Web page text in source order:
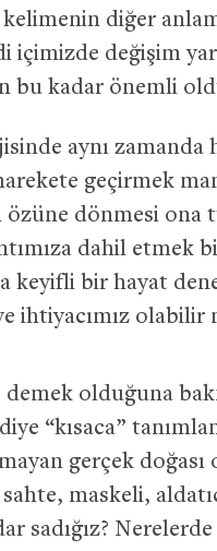
diğer
içimizde değişim
bu kadar önemli
aynı zamanda
geçirmek
özüne dönmesi ona
dahil etmek
keyifli bir hayat
ihtiyacımız olabilir
demek olduğuna
“kısaca”
gerçek
maskeli,
sadığız?